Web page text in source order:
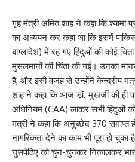
गृह मंत्री अमित शाह ने कहा कि
का अध्ययन कर कहा था कि इसमें
बांग्लादेश) में रह गए हिंदुओं की कोई
मुसलमानों की चिंता की गई। उनका
है, और इसी वजह से उन्होंने केन्द्रीय
शाह ने कहा कि आज डॉ. मुखर्जी की ही
अधिनियम (CAA) लाकर सभी हिंदुओं
मंत्री ने कहा कि अनुच्छेद 370 समाप्त
नागरिकता देने का काम भी पूरा हो
घुसपैठिए को चुन-चुनकर निकालकर